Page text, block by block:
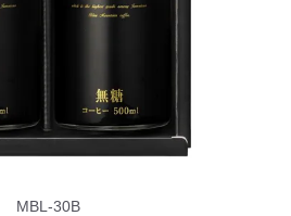
MBL-30B